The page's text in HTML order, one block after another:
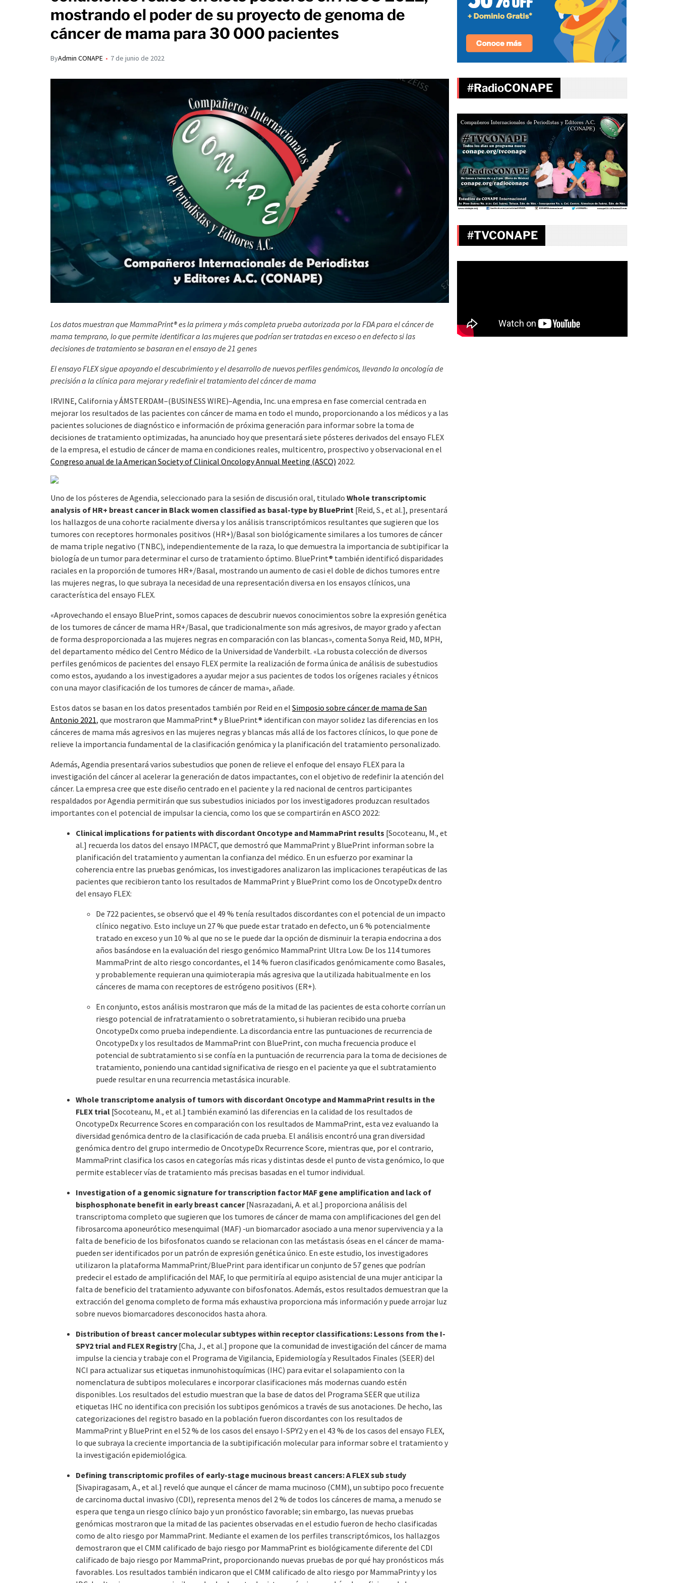
mostrando el poder de su proyecto de genoma de
cáncer de mama para 30 000 pacientes
ByAdmin CONAPE 7 de junio de 2022
Los datos muestran que MammaPrint® es la primera y más completa prueba autorizada por la FDA para el cáncer de
mama temprano, lo que permite identificar a las mujeres que podrían ser tratadas en exceso o en defecto si las
decisiones de tratamiento se basaran en el ensayo de 21 genes
El ensayo FLEX sigue apoyando el descubrimiento y el desarrollo de nuevos perfiles genómicos, llevando la oncología de
precisión a la clínica para mejorar y redefinir el tratamiento del cáncer de mama
IRVINE, California y ÁMSTERDAM–(BUSINESS WIRE)–Agendia, Inc. una empresa en fase comercial centrada en
mejorar los resultados de las pacientes con cáncer de mama en todo el mundo, proporcionando a los médicos y a las
pacientes soluciones de diagnóstico e información de próxima generación para informar sobre la toma de
decisiones de tratamiento optimizadas, ha anunciado hoy que presentará siete pósteres derivados del ensayo FLEX
de la empresa, el estudio de cáncer de mama en condiciones reales, multicentro, prospectivo y observacional en el
Congreso anual de la American Society of Clinical Oncology Annual Meeting (ASCO) 2022.
Uno de los pósteres de Agendia, seleccionado para la sesión de discusión oral, titulado Whole transcriptomic
analysis of HR+ breast cancer in Black women classified as basal-type by BluePrint [Reid, S., et al.], presentará
los hallazgos de una cohorte racialmente diversa y los análisis transcriptómicos resultantes que sugieren que los
tumores con receptores hormonales positivos (HR+)/Basal son biológicamente similares a los tumores de cáncer
de mama triple negativo (TNBC), independientemente de la raza, lo que demuestra la importancia de subtipificar la
biología de un tumor para determinar el curso de tratamiento óptimo. BluePrint® también identificó disparidades
raciales en la proporción de tumores HR+/Basal, mostrando un aumento de casi el doble de dichos tumores entre
las mujeres negras, lo que subraya la necesidad de una representación diversa en los ensayos clínicos, una
característica del ensayo FLEX.
«Aprovechando el ensayo BluePrint, somos capaces de descubrir nuevos conocimientos sobre la expresión genética
de los tumores de cáncer de mama HR+/Basal, que tradicionalmente son más agresivos, de mayor grado y afectan
de forma desproporcionada a las mujeres negras en comparación con las blancas», comenta Sonya Reid, MD, MPH,
del departamento médico del Centro Médico de la Universidad de Vanderbilt. «La robusta colección de diversos
perfiles genómicos de pacientes del ensayo FLEX permite la realización de forma única de análisis de subestudios
como estos, ayudando a los investigadores a ayudar mejor a sus pacientes de todos los orígenes raciales y étnicos
con una mayor clasificación de los tumores de cáncer de mama», añade.
Estos datos se basan en los datos presentados también por Reid en el Simposio sobre cáncer de mama de San
Antonio 2021, que mostraron que MammaPrint® y BluePrint® identifican con mayor solidez las diferencias en los
cánceres de mama más agresivos en las mujeres negras y blancas más allá de los factores clínicos, lo que pone de
relieve la importancia fundamental de la clasificación genómica y la planificación del tratamiento personalizado.
Además, Agendia presentará varios subestudios que ponen de relieve el enfoque del ensayo FLEX para la
investigación del cáncer al acelerar la generación de datos impactantes, con el objetivo de redefinir la atención del
cáncer. La empresa cree que este diseño centrado en el paciente y la red nacional de centros participantes
respaldados por Agendia permitirán que sus subestudios iniciados por los investigadores produzcan resultados
importantes con el potencial de impulsar la ciencia, como los que se compartirán en ASCO 2022:
Clinical implications for patients with discordant Oncotype and MammaPrint results [Socoteanu, M., et
al.] recuerda los datos del ensayo IMPACT, que demostró que MammaPrint y BluePrint informan sobre la
planificación del tratamiento y aumentan la confianza del médico. En un esfuerzo por examinar la
coherencia entre las pruebas genómicas, los investigadores analizaron las implicaciones terapéuticas de las
pacientes que recibieron tanto los resultados de MammaPrint y BluePrint como los de OncotypeDx dentro
del ensayo FLEX:
De 722 pacientes, se observó que el 49 % tenía resultados discordantes con el potencial de un impacto
clínico negativo. Esto incluye un 27 % que puede estar tratado en defecto, un 6 % potencialmente
tratado en exceso y un 10 % al que no se le puede dar la opción de disminuir la terapia endocrina a dos
años basándose en la evaluación del riesgo genómico MammaPrint Ultra Low. De los 114 tumores
MammaPrint de alto riesgo concordantes, el 14 % fueron clasificados genómicamente como Basales,
y probablemente requieran una quimioterapia más agresiva que la utilizada habitualmente en los
cánceres de mama con receptores de estrógeno positivos (ER+).
En conjunto, estos análisis mostraron que más de la mitad de las pacientes de esta cohorte corrían un
riesgo potencial de infratratamiento o sobretratamiento, si hubieran recibido una prueba
OncotypeDx como prueba independiente. La discordancia entre las puntuaciones de recurrencia de
OncotypeDx y los resultados de MammaPrint con BluePrint, con mucha frecuencia produce el
potencial de subtratamiento si se confía en la puntuación de recurrencia para la toma de decisiones de
tratamiento, poniendo una cantidad significativa de riesgo en el paciente ya que el subtratamiento
puede resultar en una recurrencia metastásica incurable.
Whole transcriptome analysis of tumors with discordant Oncotype and MammaPrint results in the
FLEX trial [Socoteanu, M., et al.] también examinó las diferencias en la calidad de los resultados de
OncotypeDx Recurrence Scores en comparación con los resultados de MammaPrint, esta vez evaluando la
diversidad genómica dentro de la clasificación de cada prueba. El análisis encontró una gran diversidad
genómica dentro del grupo intermedio de OncotypeDx Recurrence Score, mientras que, por el contrario,
MammaPrint clasifica los casos en categorías más ricas y distintas desde el punto de vista genómico, lo que
permite establecer vías de tratamiento más precisas basadas en el tumor individual.
Investigation of a genomic signature for transcription factor MAF gene amplification and lack of
bisphosphonate benefit in early breast cancer[Nasrazadani, A. et al.] proporciona análisis del
transcriptoma completo que sugieren que los tumores de cáncer de mama con amplificaciones del gen del
fibrosarcoma aponeurótico mesenquimal (MAF) -un biomarcador asociado a una menor supervivencia y a la
falta de beneficio de los bifosfonatos cuando se relacionan con las metástasis óseas en el cáncer de mama-
pueden ser identificados por un patrón de expresión genética único. En este estudio, los investigadores
utilizaron la plataforma MammaPrint/BluePrint para identificar un conjunto de 57 genes que podrían
predecir el estado de amplificación del MAF, lo que permitiría al equipo asistencial de una mujer anticipar la
falta de beneficio del tratamiento adyuvante con bifosfonatos. Además, estos resultados demuestran que la
extracción del genoma completo de forma más exhaustiva proporciona más información y puede arrojar luz
sobre nuevos biomarcadores desconocidos hasta ahora.
Distribution of breast cancer molecular subtypes within receptor classifications: Lessons from the I-
SPY2 trial and FLEX Registry [Cha, J., et al.] propone que la comunidad de investigación del cáncer de mama
impulse la ciencia y trabaje con el Programa de Vigilancia, Epidemiología y Resultados Finales (SEER) del
NCI para actualizar sus etiquetas inmunohistoquímicas (IHC) para evitar el solapamiento con la
nomenclatura de subtipos moleculares e incorporar clasificaciones más modernas cuando estén
disponibles. Los resultados del estudio muestran que la base de datos del Programa SEER que utiliza
etiquetas IHC no identifica con precisión los subtipos genómicos a través de sus anotaciones. De hecho, las
categorizaciones del registro basado en la población fueron discordantes con los resultados de
MammaPrint y BluePrint en el 52 % de los casos del ensayo I-SPY2 y en el 43 % de los casos del ensayo FLEX,
lo que subraya la creciente importancia de la subtipificación molecular para informar sobre el tratamiento y
la investigación epidemiológica.
Defining transcriptomic profiles of early-stage mucinous breast cancers: A FLEX sub study
[Sivapiragasam, A., et al.] reveló que aunque el cáncer de mama mucinoso (CMM), un subtipo poco frecuente
de carcinoma ductal invasivo (CDI), representa menos del 2 % de todos los cánceres de mama, a menudo se
espera que tenga un riesgo clínico bajo y un pronóstico favorable; sin embargo, las nuevas pruebas
genómicas mostraron que la mitad de las pacientes observadas en el estudio fueron de hecho clasificadas
como de alto riesgo por MammaPrint. Mediante el examen de los perfiles transcriptómicos, los hallazgos
demostraron que el CMM calificado de bajo riesgo por MammaPrint es biológicamente diferente del CDI
calificado de bajo riesgo por MammaPrint, proporcionando nuevas pruebas de por qué hay pronósticos más
favorables. Los resultados también indicaron que el CMM calificado de alto riesgo por MammaPrinty y los
#RadioCONAPE
#TVCONAPE